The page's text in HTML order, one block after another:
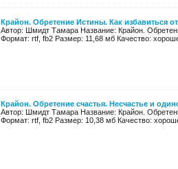
Крайон. Обретение Истины. Как избавиться
Автор: Шмидт Тамара Название: Крайон.
Формат: rtf, fb2 Размер: 11,68 мб Качество:
Крайон. Обретение счастья. Несчастье и
Автор: Шмидт Тамара Название: Крайон.
Формат: rtf, fb2 Размер: 10,38 мб Качество: